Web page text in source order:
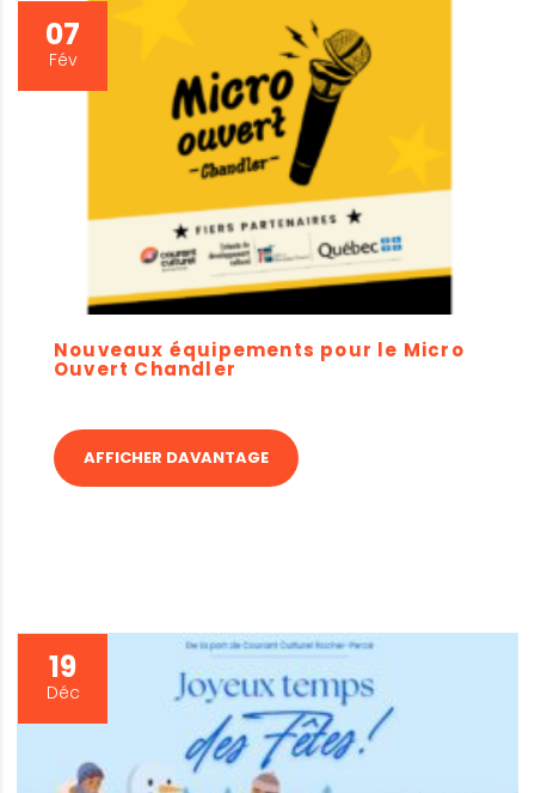
07
Fév
Nouveaux équipements pour le Micro
Ouvert Chandler
AFFICHER DAVANTAGE
19
Déc